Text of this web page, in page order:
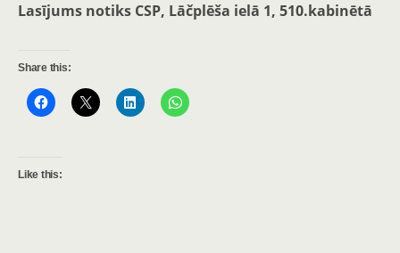
Lasījums notiks CSP, Lāčplēša ielā 1, 510.kabinētā
Share this:
Like this: